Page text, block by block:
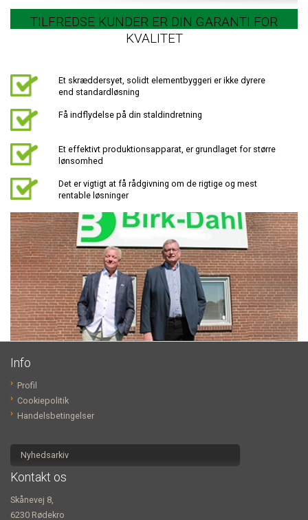
TILFREDSE KUNDER ER DIN GARANTI FOR
KVALITET
Et skræddersyet, solidt elementbyggeri er ikke dyrere
end standardløsning
Få indflydelse på din staldindretning
Et effektivt produktionsapparat, er grundlaget for større
lønsomhed
Det er vigtigt at få rådgivning om de rigtige og mest
rentable løsninger
Info
Profil
Cookiepolitik
Handelsbetingelser
Nyhedsarkiv
Kontakt os
Skånevej 8,
6230 Rødekro